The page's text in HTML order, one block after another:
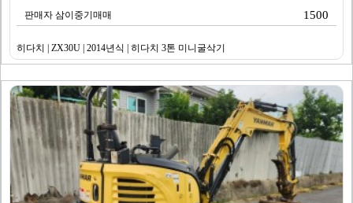
판매자 삼이중기매매 1500
히다치 | ZX30U | 2014년식 | 히다치 3톤 미니굴삭기